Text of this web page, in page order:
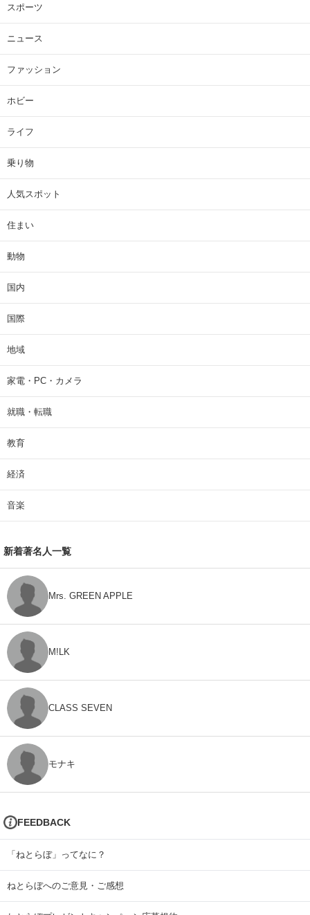
スポーツ
ニュース
ファッション
ホビー
ライフ
乗り物
人気スポット
住まい
動物
国内
国際
地域
家電・PC・カメラ
就職・転職
教育
経済
音楽
新着著名人一覧
Mrs. GREEN APPLE
M!LK
CLASS SEVEN
モナキ
FEEDBACK
「ねとらぼ」ってなに？
ねとらぼへのご意見・ご感想